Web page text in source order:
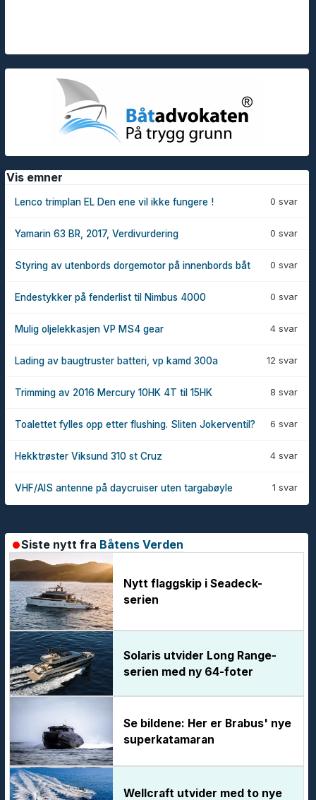
Vis emner
0 svar
Lenco trimplan EL Den ene vil ikke fungere !
0 svar
Yamarin 63 BR, 2017, Verdivurdering
0 svar
Styring av utenbords dorgemotor på innenbords båt
0 svar
Endestykker på fenderlist til Nimbus 4000
4 svar
Mulig oljelekkasjen VP MS4 gear
12 svar
Lading av baugtruster batteri, vp kamd 300a
8 svar
Trimming av 2016 Mercury 10HK 4T til 15HK
6 svar
Toalettet fylles opp etter flushing. Sliten Jokerventil?
4 svar
Hekktrøster Viksund 310 st Cruz
1 svar
VHF/AIS antenne på daycruiser uten targabøyle
Siste nytt fra Båtens Verden
Nytt flaggskip i Seadeck-
serien
Solaris utvider Long Range-
serien med ny 64-foter
Se bildene: Her er Brabus' nye
superkatamaran
Wellcraft utvider med to nye